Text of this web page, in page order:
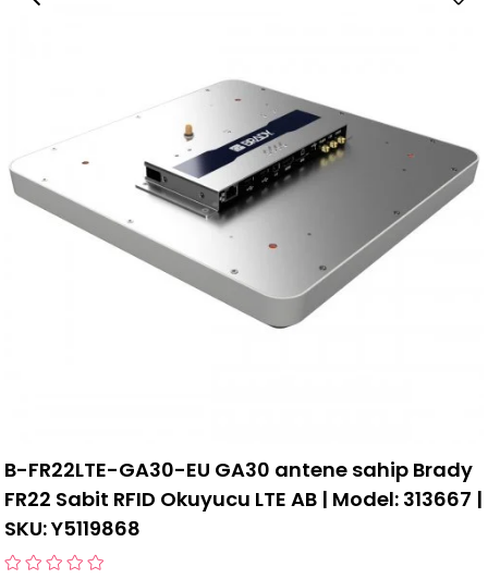
B-FR22LTE-GA30-EU GA30 antene sahip Brady
FR22 Sabit RFID Okuyucu LTE AB | Model: 313667 |
SKU: Y5119868